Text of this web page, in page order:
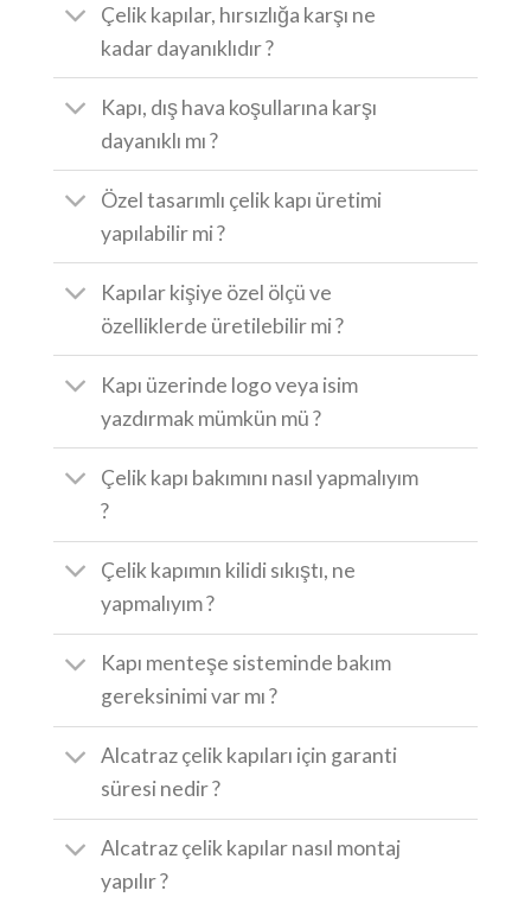
Çelik kapılar, hırsızlığa karşı ne
kadar dayanıklıdır ?
Kapı, dış hava koşullarına karşı
dayanıklı mı ?
Özel tasarımlı çelik kapı üretimi
yapılabilir mi ?
Kapılar kişiye özel ölçü ve
özelliklerde üretilebilir mi ?
Kapı üzerinde logo veya isim
yazdırmak mümkün mü ?
Çelik kapı bakımını nasıl yapmalıyım
?
Çelik kapımın kilidi sıkıştı, ne
yapmalıyım ?
Kapı menteşe sisteminde bakım
gereksinimi var mı ?
Alcatraz çelik kapıları için garanti
süresi nedir ?
Alcatraz çelik kapılar nasıl montaj
yapılır ?